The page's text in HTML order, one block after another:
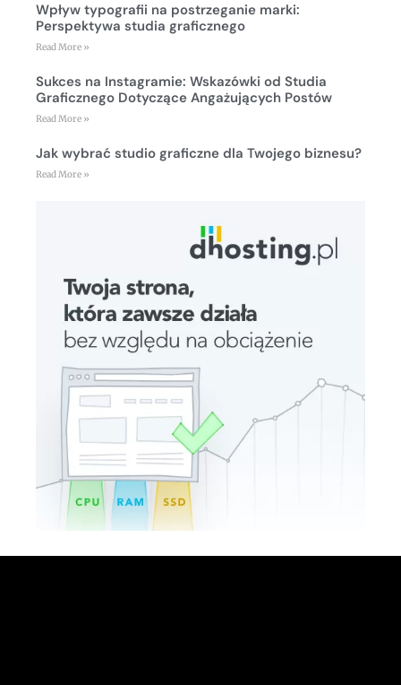
Wpływ typografii na postrzeganie marki:
Perspektywa studia graficznego
Read More »
Sukces na Instagramie: Wskazówki od Studia
Graficznego Dotyczące Angażujących Postów
Read More »
Jak wybrać studio graficzne dla Twojego biznesu?
Read More »